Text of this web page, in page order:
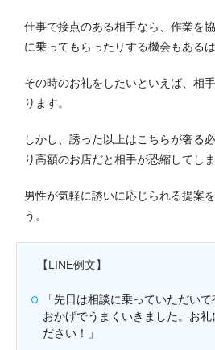
仕事で接点のある相手なら、作業を
に乗ってもらったりする機会もあるは
その時のお礼をしたいといえば、相
ります。
しかし、誘った以上はこちらが奢る
り高額のお店だと相手が恐縮してし
男性が気軽に誘いに応じられる提案
う。
【LINE例文】
「先日は相談に乗っていただい
おかげでうまくいきました。お礼
ださい！」